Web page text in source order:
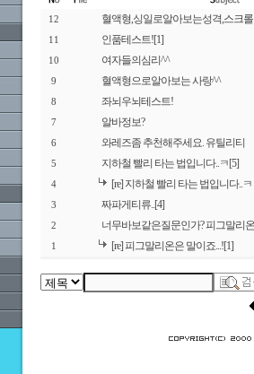
12 혈액형,싱일로알아보는성격,스크
11 인품테스트![1]
10 여자들의심리^^
9 혈액형으로알아보는 사랑^^
8 좌뇌우뇌테스트!
7 알바정보?
6 와레즈좀 추천해주세요. 유틸리티
5 지하철 빨리 타는 법입니다..ㅋ [5]
4 [re] 지하철 빨리 타는 법입니다..ㅋ
3 짜파게티류..[4]
2 너무바보같은질문인가? 피그말리온
1 [re] 피그말리온은 말이죠...![1]